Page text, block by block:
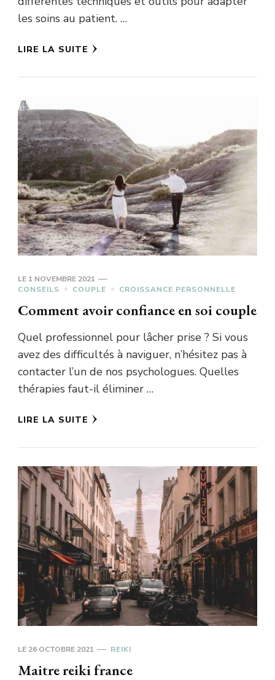
les soins au patient. …
LIRE LA SUITE
LE 1 NOVEMBRE 2021
CONSEILS
COUPLE CROISSANCE PERSONNELLE
Comment avoir confiance en soi couple
Quel professionnel pour lâcher prise ? Si vous
avez des difficultés à naviguer, n’hésitez pas à
contacter l’un de nos psychologues. Quelles
thérapies faut-il éliminer …
LIRE LA SUITE
LE 26 OCTOBRE 2021 REIKI
Maitre reiki france